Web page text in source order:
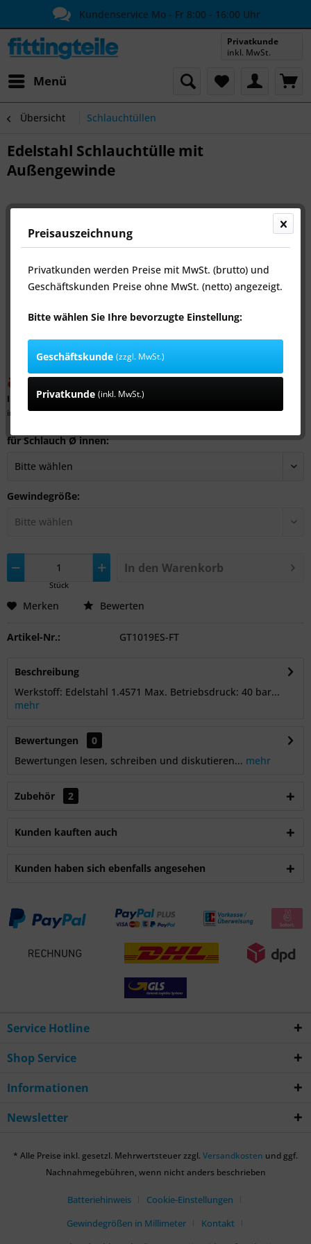
Kundenservice Mo - Fr 8:00 - 16:00 Uhr
Menü
Privatkunde
inkl. MwSt.
Übersicht Schlauchtüllen
Edelstahl Schlauchtülle mit
Außengewinde
ab 7,59 € *
Inhalt: 1 Stück
inkl. MwSt.zzgl. Versandkosten
für Schlauch Ø innen:
Gewindegröße:
Stück
In den Warenkorb
Merken Bewerten
Artikel-Nr.: GT1019ES-FT
Beschreibung
Werkstoff: Edelstahl 1.4571 Max. Betriebsdruck: 40 bar...
mehr
Bewertungen
0
Bewertungen lesen, schreiben und diskutieren... mehr
Zubehör 2
Kunden kauften auch
Kunden haben sich ebenfalls angesehen
Service Hotline
Shop Service
Informationen
Newsletter
* Alle Preise inkl. gesetzl. Mehrwertsteuer zzgl. Versandkosten und ggf.
Nachnahmegebühren, wenn nicht anders beschrieben
Batteriehinweis
Cookie-Einstellungen
Gewindegrößen in Millimeter
Kontakt
Preisauszeichnung
Privatkunden werden Preise mit MwSt. (brutto) und
Geschäftskunden Preise ohne MwSt. (netto) angezeigt.
Bitte wählen Sie Ihre bevorzugte Einstellung:
Geschäftskunde (zzgl. MwSt.)
Privatkunde (inkl. MwSt.)